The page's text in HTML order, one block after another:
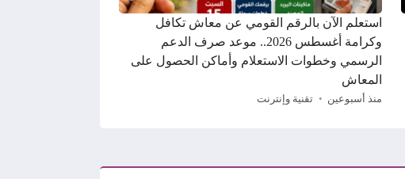
استعلم الآن بالرقم القومي عن معاش تكافل
وكرامة أغسطس 2026.. موعد صرف الدعم
الرسمي وخطوات الاستعلام وأماكن الحصول على
المعاش
منذ أسبوعين تقنية وإنترنت